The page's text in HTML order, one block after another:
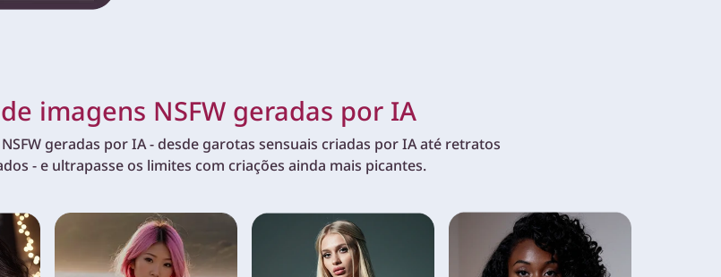
imagens NSFW geradas por IA
geradas por IA - desde garotas sensuais criadas por IA até retratos
- e ultrapasse os limites com criações ainda mais picantes.